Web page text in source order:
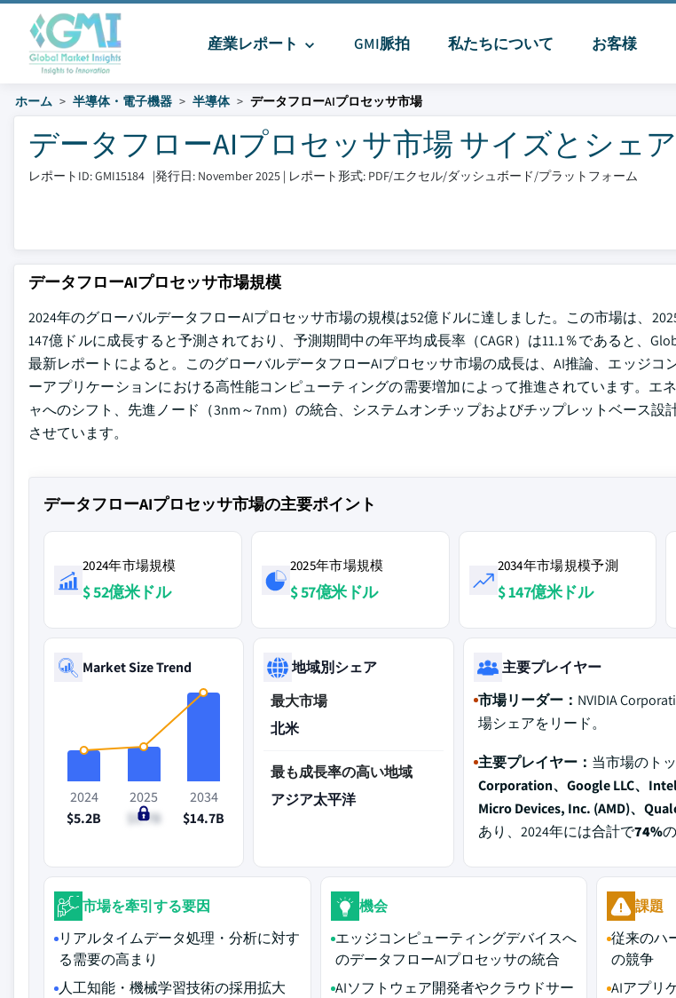
産業レポート GMI脈拍 私たちについて お客様
ホーム 半導体・電子機器 半導体 データフローAIプロセッサ市場
データフローAIプロセッサ市場 サイズとシェア
レポートID: GMI15184 |発行日: November 2025 | レポート形式: PDF/エクセル/ダッシュボード/プラットフォーム
データフローAIプロセッサ市場規模
2024年のグローバルデータフローAIプロセッサ市場の規模は52億ドルに達しました。この市場は、
147億ドルに成長すると予測されており、予測期間中の年平均成長率（CAGR）は11.1％であると、
最新レポートによると。このグローバルデータフローAIプロセッサ市場の成長は、AI推論、エッジコ
ーアプリケーションにおける高性能コンピューティングの需要増加によって推進されています。エ
ャへのシフト、先進ノード（3nm～7nm）の統合、システムオンチップおよびチップレットベース設
させています。
データフローAIプロセッサ市場の主要ポイント
2024年市場規模
$ 52億米ドル
2025年市場規模
$ 57億米ドル
2034年市場規模予測
$ 147億米ドル
Market Size Trend
2024
$5.2B
2025
$5.7B
2034
$14.7B
地域別シェア
最大市場
北米
最も成長率の高い地域
アジア太平洋
主要プレイヤー
市場リーダー： NVIDIA
場シェアをリード。
主要プレイヤー： 当市場のト
Corporation、Google LLC、
Micro Devices, Inc. (AMD)、
あり、2024年には合計で74%
市場を牽引する要因
リアルタイムデータ処理・分析に対す
る需要の高まり
人工知能・機械学習技術の採用拡大
機会
エッジコンピューティングデバイスへ
のデータフローAIプロセッサの統合
AIソフトウェア開発者やクラウドサー
課題
従来のハ
の競争
AIアプリ